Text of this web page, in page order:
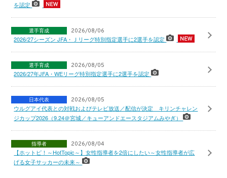
を認定
選手育成 2026/08/06
2026/27シーズン JFA・Ｊリーグ特別指定選手に2選手を認定
選手育成 2026/08/05
2026/27年JFA・WEリーグ特別指定選手に2選手を認定
日本代表 2026/08/05
ウルグアイ代表との対戦およびテレビ放送／配信が決定 キリンチャレン
ジカップ2026（9.24＠宮城／キューアンドエースタジアムみやぎ）
指導者 2026/08/04
【ホットピ！～HotTopic～】女性指導者を2倍にしたい～女性指導者が広
げる女子サッカーの未来～